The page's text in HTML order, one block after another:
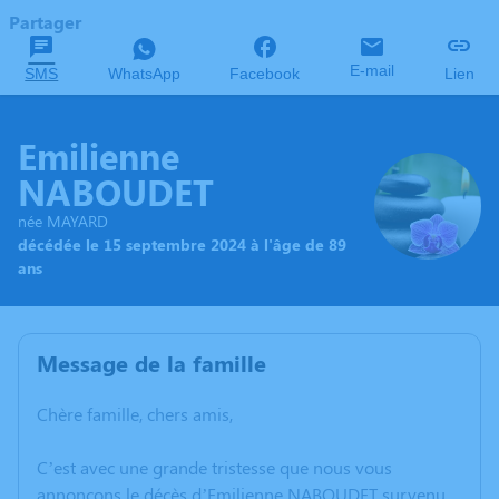
Partager
SMS WhatsApp Facebook E-mail Lien
Emilienne
NABOUDET
née MAYARD
décédée le 15 septembre 2024 à l'âge de 89
ans
Message de la famille
Chère famille, chers amis,
C’est avec une grande tristesse que nous vous
annonçons le décès d’Emilienne NABOUDET survenu